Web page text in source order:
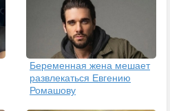
Беременная жена мешает
развлекаться Евгению
Ромашову